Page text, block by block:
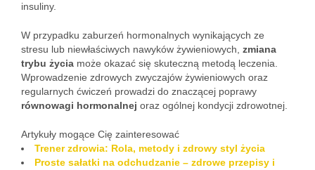
insuliny.
W przypadku zaburzeń hormonalnych wynikających ze
stresu lub niewłaściwych nawyków żywieniowych, zmiana
trybu życia może okazać się skuteczną metodą leczenia.
Wprowadzenie zdrowych zwyczajów żywieniowych oraz
regularnych ćwiczeń prowadzi do znaczącej poprawy
równowagi hormonalnej oraz ogólnej kondycji zdrowotnej.
Artykuły mogące Cię zainteresować
Trener zdrowia: Rola, metody i zdrowy styl życia
Proste sałatki na odchudzanie – zdrowe przepisy i